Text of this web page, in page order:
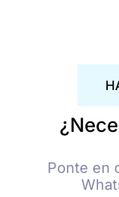
Ponte en